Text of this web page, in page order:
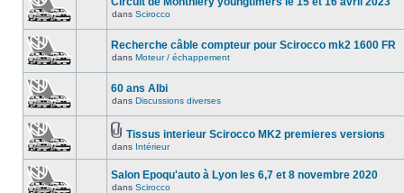
dans Scirocco
Recherche câble compteur pour Scirocco mk2 1600 FR
dans Moteur / échappement
60 ans Albi
dans Discussions diverses
Tissus interieur Scirocco MK2 premieres versions
dans Intérieur
Salon Epoqu'auto à Lyon les 6,7 et 8 novembre 2020
dans Scirocco